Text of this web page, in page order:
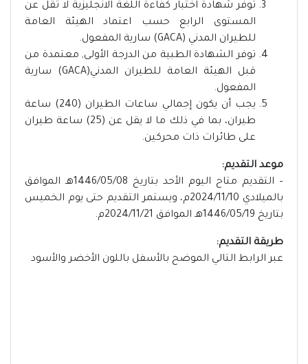
توفر شهادة اختبار كفاءة اللغة الانجليزية لا تقل عن
المستوى الرابع حسب اعتماد الهيئة العامة
للطيران المدني (GACA) سارية المفعول.
توفر الشهادة الطبية من الدرجة الأولى, معتمدة من
قبل الهيئة العامة للطيران المدني(GACA) سارية
المفعول.
يجب أن يكون إجمالي ساعات الطيران (240) ساعة
طيران، بما في ذلك ما لا يقل عن (25) ساعة طيران
على طائرات ذات محركين.
موعد التقديم:
– التقديم متاح اليوم الأحد بتاريخ 1446/05/08هـ الموافق
بالميلادي 2024/11/10م، ويستمر التقديم حتى يوم الخميس
بتاريخ 1446/05/19هـ الموافق 2024/11/21م.
طريقة التقديم:
عبر الرابط التالي الموضح بالأسفل باللون الأخضر والأسود